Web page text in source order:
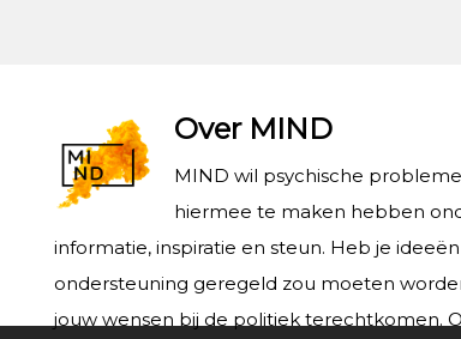
Over MIND
MIND wil psychische
hiermee te maken hebben
informatie, inspiratie en steun. Heb je
ondersteuning geregeld zou moeten
jouw wensen bij de politiek terechtkomen.